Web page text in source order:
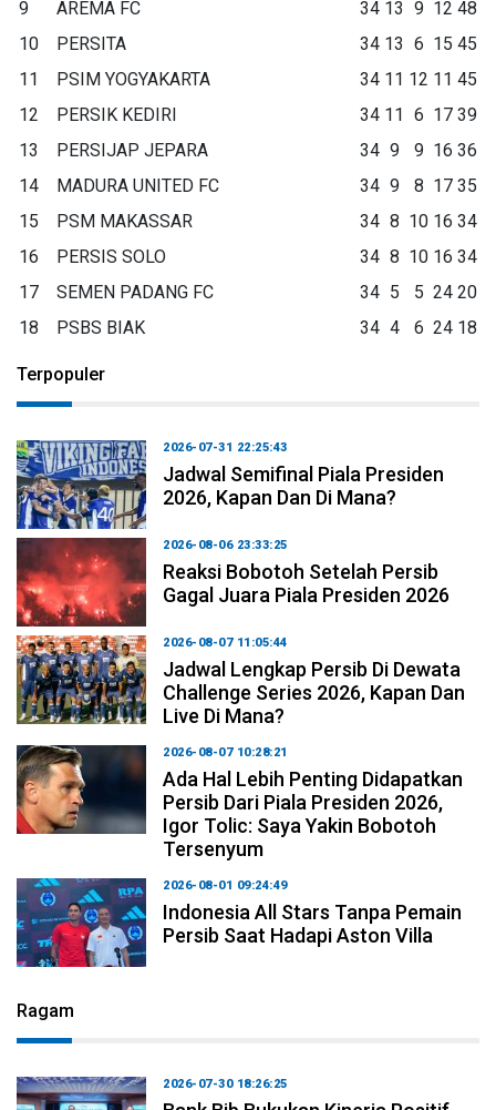
9 AREMA FC 34 13 9 12 48
10
PERSITA 34 13 6 15 45
11
PSIM YOGYAKARTA 34 11 12 11 45
12
PERSIK KEDIRI 34 11 6 17 39
13
PERSIJAP JEPARA 34 9 9 16 36
14
MADURA UNITED FC 34 9 8 17 35
15
PSM MAKASSAR 34 8 10 16 34
16
PERSIS SOLO 34 8 10 16 34
17
SEMEN PADANG FC 34 5 5 24 20
18
PSBS BIAK 34 4 6 24 18
Terpopuler
2026-07-31 22:25:43
Jadwal Semifinal Piala Presiden
2026, Kapan Dan Di Mana?
2026-08-06 23:33:25
Reaksi Bobotoh Setelah Persib
Gagal Juara Piala Presiden 2026
2026-08-07 11:05:44
Jadwal Lengkap Persib Di Dewata
Challenge Series 2026, Kapan Dan
Live Di Mana?
2026-08-07 10:28:21
Ada Hal Lebih Penting Didapatkan
Persib Dari Piala Presiden 2026,
Igor Tolic: Saya Yakin Bobotoh
Tersenyum
2026-08-01 09:24:49
Indonesia All Stars Tanpa Pemain
Persib Saat Hadapi Aston Villa
Ragam
2026-07-30 18:26:25